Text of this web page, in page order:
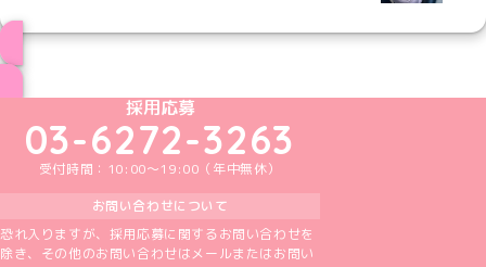
めいどりーみんTikTok公式アカウント
めいどりーみんX公式アカウント
めいどりーみんInstagram公式アカウント
めいどりーみんFacebook公式アカウン
めいどりーみんYouTube公式アカ
採用応募
03-6272-3263
受付時間：10:00～19:00（年中無休）
お問い合わせについて
恐れ入りますが、採用応募に関するお問い合わせを
除き、その他のお問い合わせはメールまたはお問い